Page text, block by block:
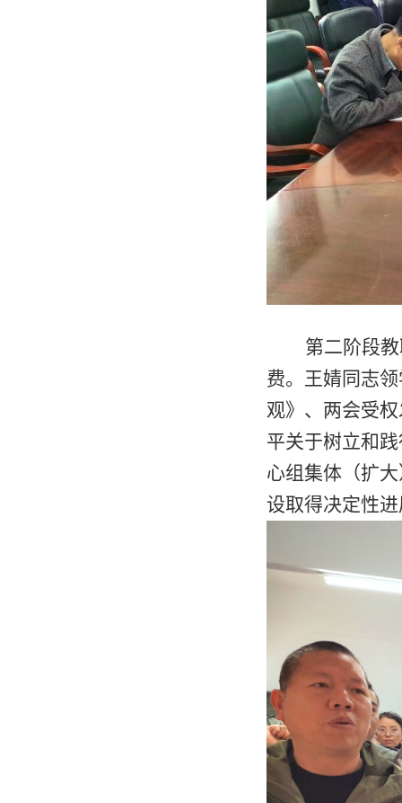
第二阶段
费。王婧同志
观》、两会受
平关于树立和
心组集体（扩
设取得决定性